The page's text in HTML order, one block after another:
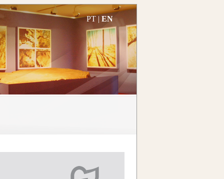
PT | EN